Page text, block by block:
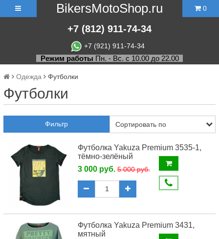
BikersMotoShop.ru
+7 (812) 911-74-34
+7 (921) 911-74-34
0
Режим работы Пн. - Вс. с 10.00 до 22.00
Одежда Футболки
Футболки
Фильтр
Футболка Yakuza Premium 3535-1,
тёмно-зелёный
3 000 руб.5 000 руб.
Футболка Yakuza Premium 3431,
мятный